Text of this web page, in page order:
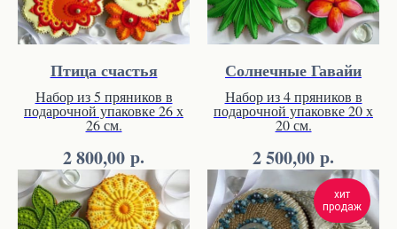
Птица счастья
Набор из 5 пряников в
подарочной упаковке 26 х
26 см.
2 800,00 р.
Солнечные Гавайи
Набор из 4 пряников в
подарочной упаковке 20 х
20 см.
2 500,00 р.
хит
продаж